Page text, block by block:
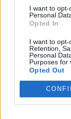
I want to
Personal
Opted In
I want to opt-
Retention,
Personal
Purposes for
Opted Out
N T O
Acabar, não estar
S G O T
Benjamin __,
E
R
O __, novela de